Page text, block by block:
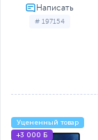
# 197154
Уцененный товар
+3 000 Б